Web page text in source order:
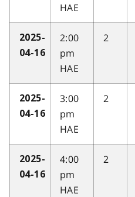
HAE
2025-
04-16
2:00
pm
HAE
2
2025-
04-16
3:00
pm
HAE
2
2025-
04-16
4:00
pm
HAE
2